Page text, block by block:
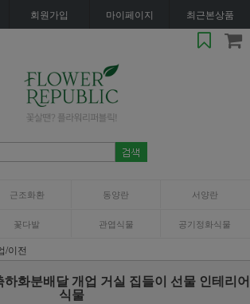
회원가입 마이페이지 최근본상품
근조화환 동양란 서양란
꽃다발 관엽식물 공기정화식물
/이전
화분배달 개업 거실 집들이 선물 인테리어
식물